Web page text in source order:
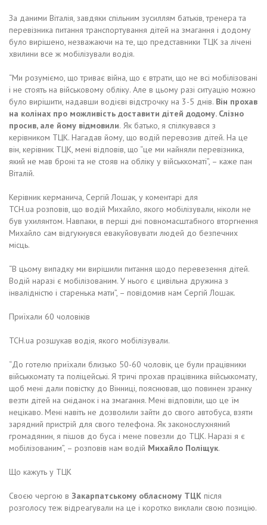
За даними Віталія, завдяки спільним зусиллям батьків, тренера та
перевізника питання транспортування дітей на змагання і додому
було вирішено, незважаючи на те, що представники ТЦК за лічені
хвилини все ж мобілізували водія.
“Ми розуміємо, що триває війна, що є втрати, що не всі мобілізовані
і не стоять на військовому обліку. Але в цьому разі ситуацію можно
було вирішити, надавши водієві відстрочку на 3-5 днів. Він прохав
на колінах про можливість доставити дітей додому. Слізно
просив, але йому відмовили. Як батько, я спілкувався з
керівником ТЦК. Нагадав йому, що водій перевозив дітей. На це
він, керівник ТЦК, мені відповів, що “це ми найняли перевізника,
який не мав броні та не стояв на обліку у військкоматі”, – каже пан
Віталій.
Керівник керманича, Cергій Лошак, у коментарі для
ТСН.ua розповів, що водій Михайло, якого мобілізували, ніколи не
був ухилянтом. Навпаки, в перші дні повномасштабного вторгнення
Михайло сам відгукнувся евакуйовувати людей до безпечних
місць.
“В цьому випадку ми вирішили питання щодо перевезення дітей.
Водій наразі є мобілізованим. У нього є цивільна дружина з
інвалідністю і старенька мати”, – повідомив нам Сергій Лошак.
Приїхали 60 чоловіків
ТСН.ua розшукав водія, якого мобілізували.
“До готелю приїхали близько 50-60 чоловік, це були працівники
військкомату та поліцейські. Я тричі прохав працівника військкомату,
щоб мені дали повістку до Вінниці, пояснював, що повинен зранку
везти дітей на сніданок і на змагання. Мені відповіли, що це їм
нецікаво. Мені навіть не дозволили зайти до свого автобуса, взяти
зарядний пристрій для свого телефона. Як законослухняний
громадянин, я пішов до буса і мене повезли до ТЦК. Наразі я є
мобілізованим”, – розповів нам водій Михайло Поліщук.
Що кажуть у ТЦК
Своєю чергою в Закарпатському обласному ТЦК після
розголосу теж відреагували на це і коротко виклали свою позицію.